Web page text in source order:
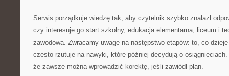
Serwis porządkuje wiedzę tak, aby czytelnik szybko znalazł
czy interesuje go start szkolny, edukacja elementarna, liceum i
zawodowa. Zwracamy uwagę na następstwo etapów: to, co
często rzutuje na nawyki, które później decydują o
że zawsze można wprowadzić korektę, jeśli zawiódł plan.